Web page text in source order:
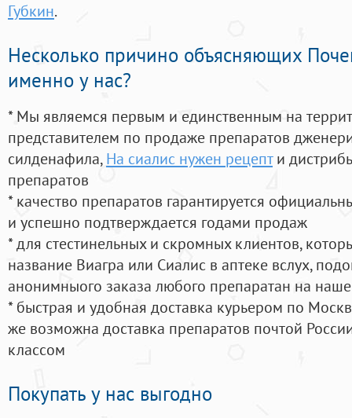
Губкин.
Несколько причино объясняющих
именно у нас?
* Мы являемся первым и единственным на
представителем по продаже препаратов
силденафила, На сиалис нужен рецепти
препаратов
* качество препаратов гарантируется
и успешно подтверждается годами продаж
* для стестинельных и скромных клиентов,
название Виагра или Сиалис в аптеке вслух,
анонимныого заказа любого препаратан на
* быстрая и удобная доставка курьером по
же возможна доставка препаратов почтой
классом
Покупать у нас выгодно